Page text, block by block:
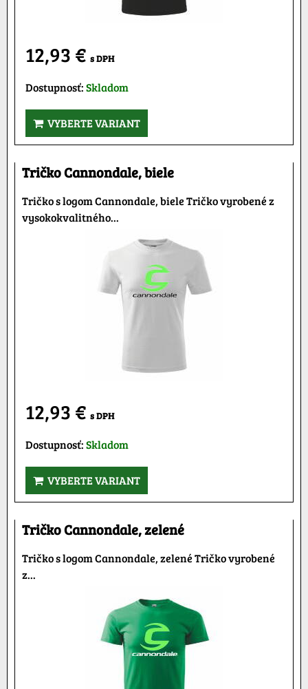
12,93 € s DPH
Dostupnosť:Skladom
VYBERTE VARIANT
Tričko Cannondale, biele
Tričko s logom Cannondale, biele Tričko vyrobené z
vysokokvalitného...
12,93 € s DPH
Dostupnosť:Skladom
VYBERTE VARIANT
Tričko Cannondale, zelené
Tričko s logom Cannondale, zelené Tričko vyrobené
z...